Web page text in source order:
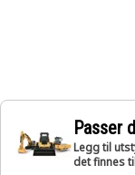
Passer
Legg til
det finnes